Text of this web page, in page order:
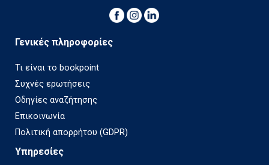
Γενικές πληροφορίες
Τι είναι το bookpoint
Συχνές ερωτήσεις
Οδηγίες αναζήτησης
Επικοινωνία
Πολιτική απορρήτου (GDPR)
Υπηρεσίες